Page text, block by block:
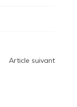
Article suivant